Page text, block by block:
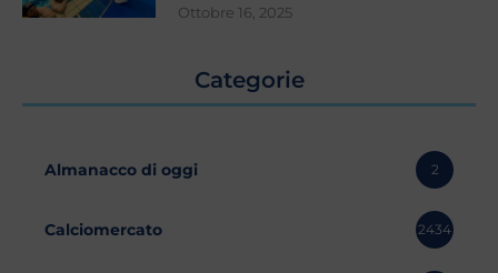
Ottobre 16, 2025
Categorie
Almanacco di oggi 2
Calciomercato 2434